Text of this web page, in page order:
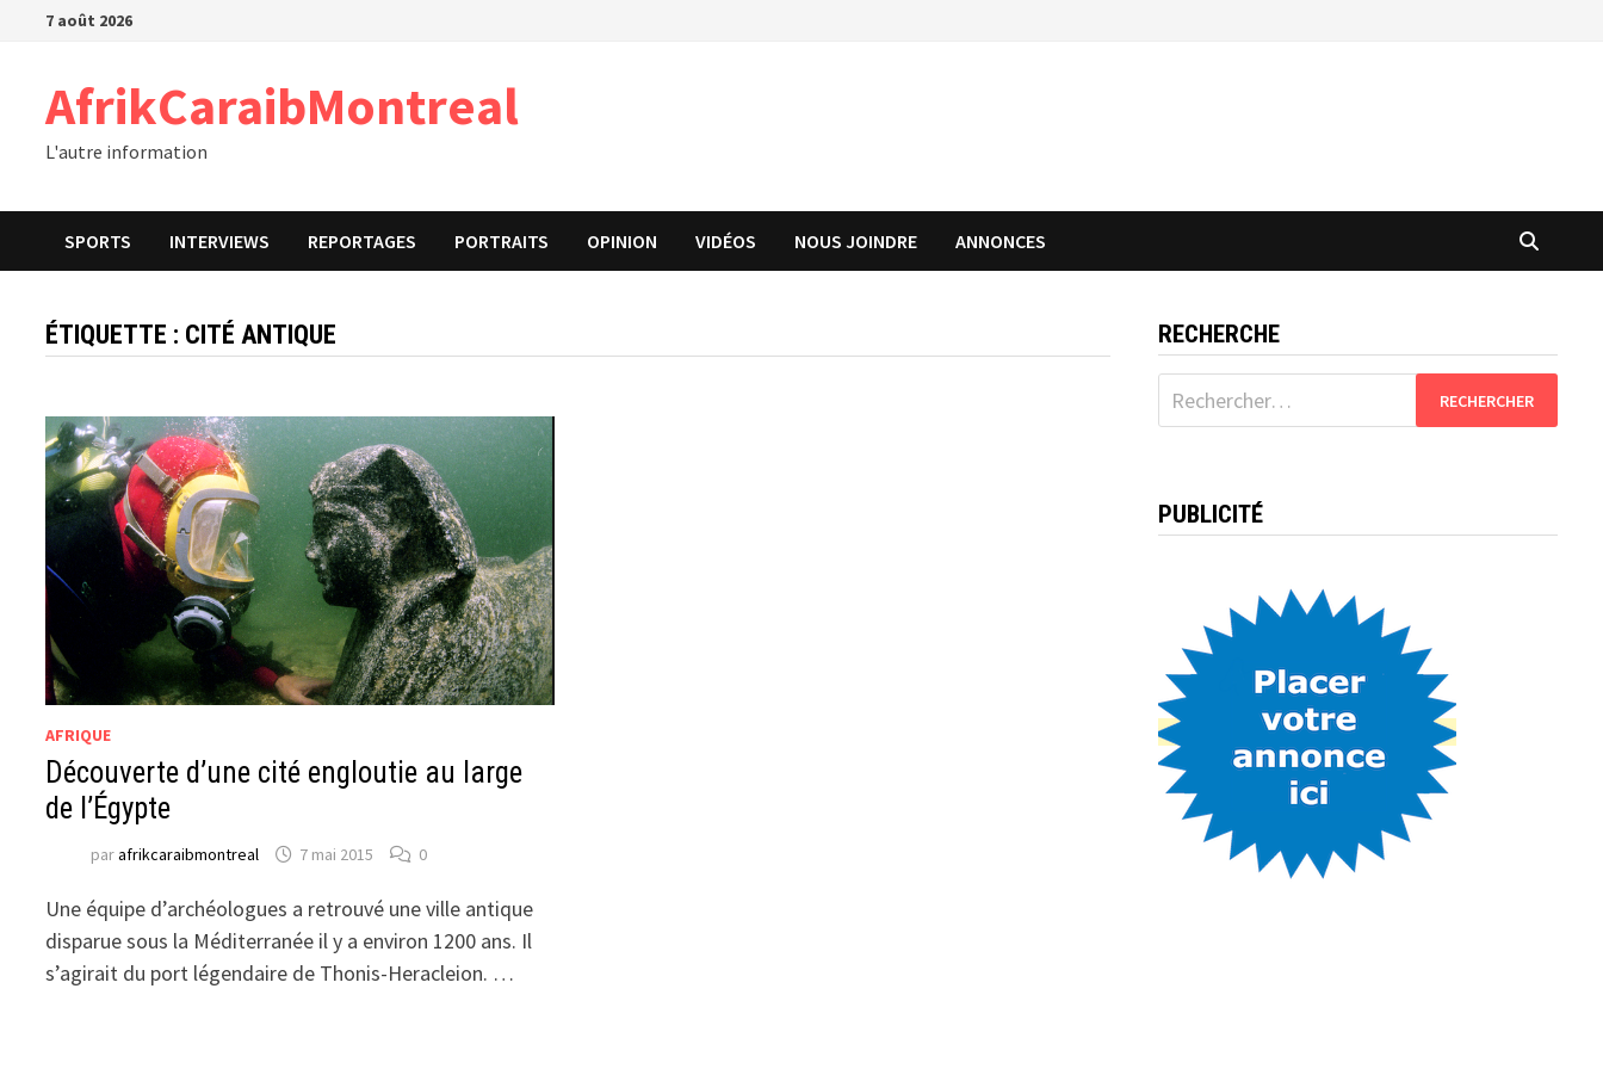
Passer7 août 2026
AfrikCaraibMontreal
L'autre information
SPORTS INTERVIEWS REPORTAGES PORTRAITS OPINION VIDÉOS NOUS JOINDRE ANNONCES
ÉTIQUETTE : CITÉ ANTIQUE
AFRIQUE
Découverte d’une cité engloutie au large
de l’Égypte
parafrikcaraibmontreal 7 mai 2015 0
Une équipe d’archéologues a retrouvé une ville antique
disparue sous la Méditerranée il y a environ 1200 ans. Il
s’agirait du port légendaire de Thonis-Heracleion. …
RECHERCHE
Rechercher :
PUBLICITÉ